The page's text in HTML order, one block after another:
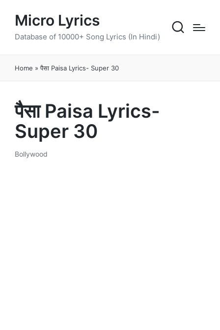
Micro Lyrics
Database of 10000+ Song Lyrics (In Hindi)
Home »पैसा Paisa Lyrics- Super 30
पैसा Paisa Lyrics-
Super 30
Posted
Bollywood